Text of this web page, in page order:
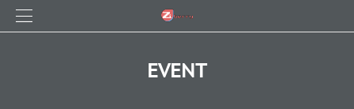
EVENT